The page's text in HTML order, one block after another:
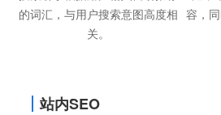
的词汇，与用户搜索意图高度相
关。
容，
站内SEO